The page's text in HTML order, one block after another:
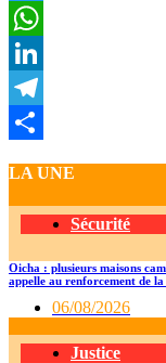
Twitter
WhatsApp
LinkedIn
Telegram
LA UNE
Sécurité
Oicha : plusieurs maisons
appelle au renforcement de la
06/08/2026
Justice